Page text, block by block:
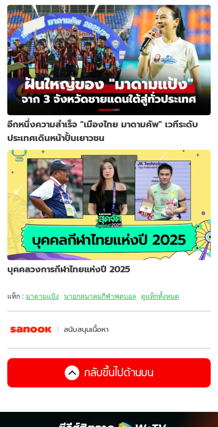
อีกหนึ่งความสำเร็จ "เมืองไทย มาดามคัพ" เวทีระดับ
ประเทศเดินหน้าปั้นเยาวชน
บุคคลวงการกีฬาไทยแห่งปี 2025
แท็ก : มาดามแป้ง นายกสมาคมกีฬาฟุตบอล ดูแท็กทั้งหมด
สนับสนุนเนื้อหา
กลับขึ้นไปด้านบน